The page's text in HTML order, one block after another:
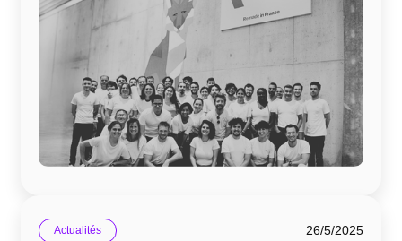
Actualités 26/5/2025